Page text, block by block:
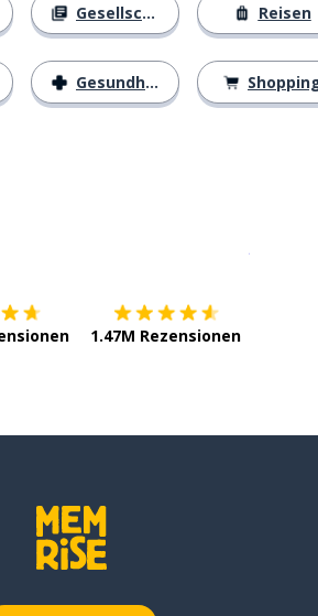
Gesellschaft
Gesundheit
Reisen
1.47M Rezensionen